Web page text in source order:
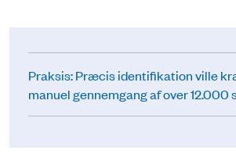
Praksis: Præcis identifikation ville
manuel gennemgang af over 12.000